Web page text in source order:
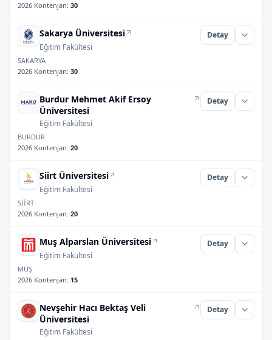
2026 Kontenjan: 30
Sakarya Üniversitesi
Eğitim Fakültesi
Detay
SAKARYA
2026 Kontenjan: 30
Burdur Mehmet Akif Ersoy
Üniversitesi
Eğitim Fakültesi
Detay
BURDUR
2026 Kontenjan: 20
Siirt Üniversitesi
Eğitim Fakültesi
Detay
SİİRT
2026 Kontenjan: 20
Muş Alparslan Üniversitesi
Eğitim Fakültesi
Detay
MUŞ
2026 Kontenjan: 15
Nevşehir Hacı Bektaş Veli
Üniversitesi
Eğitim Fakültesi
Detay